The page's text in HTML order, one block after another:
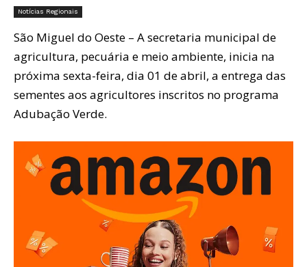
Notícias Regionais
São Miguel do Oeste – A secretaria municipal de
agricultura, pecuária e meio ambiente, inicia na
próxima sexta-feira, dia 01 de abril, a entrega das
sementes aos agricultores inscritos no programa
Adubação Verde.